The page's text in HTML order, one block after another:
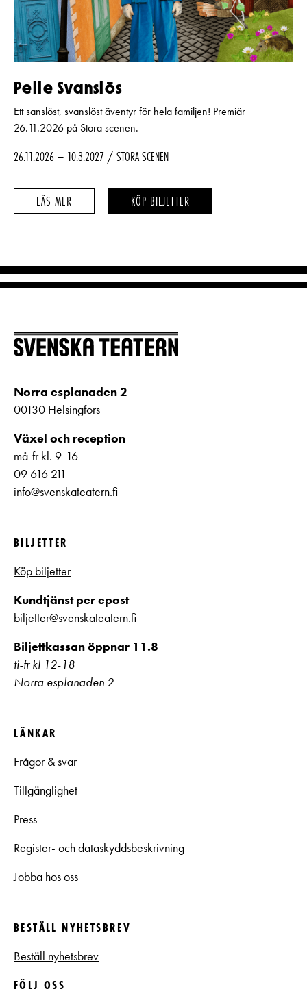
Pelle Svanslös
Ett sanslöst, svanslöst äventyr för hela familjen! Premiär
26.11.2026 på Stora scenen.
26.11.2026 – 10.3.2027 STORA SCENEN
PELLE
SVANSLÖS
LÄS MER PELLE
SVANSLÖS
KÖP BILJETTER
Norra esplanaden 2
00130 Helsingfors
Växel och reception
må-fr kl. 9-16
09 616 211
info@svenskateatern.fi
BILJETTER
Köp biljetter
Kundtjänst per epost
biljetter@svenskateatern.fi
Biljettkassan öppnar 11.8
ti-fr kl 12-18
Norra esplanaden 2
LÄNKAR
Frågor & svar
Tillgänglighet
Press
Register- och dataskyddsbeskrivning
Jobba hos oss
BESTÄLL NYHETSBREV
Beställ nyhetsbrev
FÖLJ OSS